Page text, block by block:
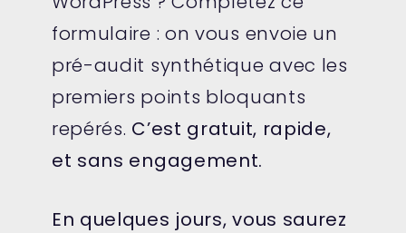
formulaire : on vous envoie un
pré-audit synthétique avec les
premiers points bloquants
repérés. C’est gratuit, rapide,
et sans engagement.
En quelques jours, vous saurez